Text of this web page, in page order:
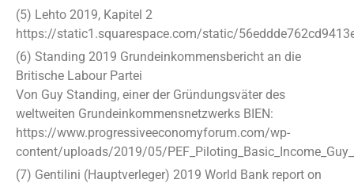
(5) Lehto 2019, Kapitel 2
https://static1.squarespace.com/static/
(6) Standing 2019 Grundeinkommensbericht an die
Britische Labour Partei
Von Guy Standing, einer der Gründungsväter des
weltweiten Grundeinkommensnetzwerks BIEN:
https://www.progressiveeconomyforum.com/wp-
content/uploads/2019/05/
(7) Gentilini (Hauptverleger) 2019 World Bank report on